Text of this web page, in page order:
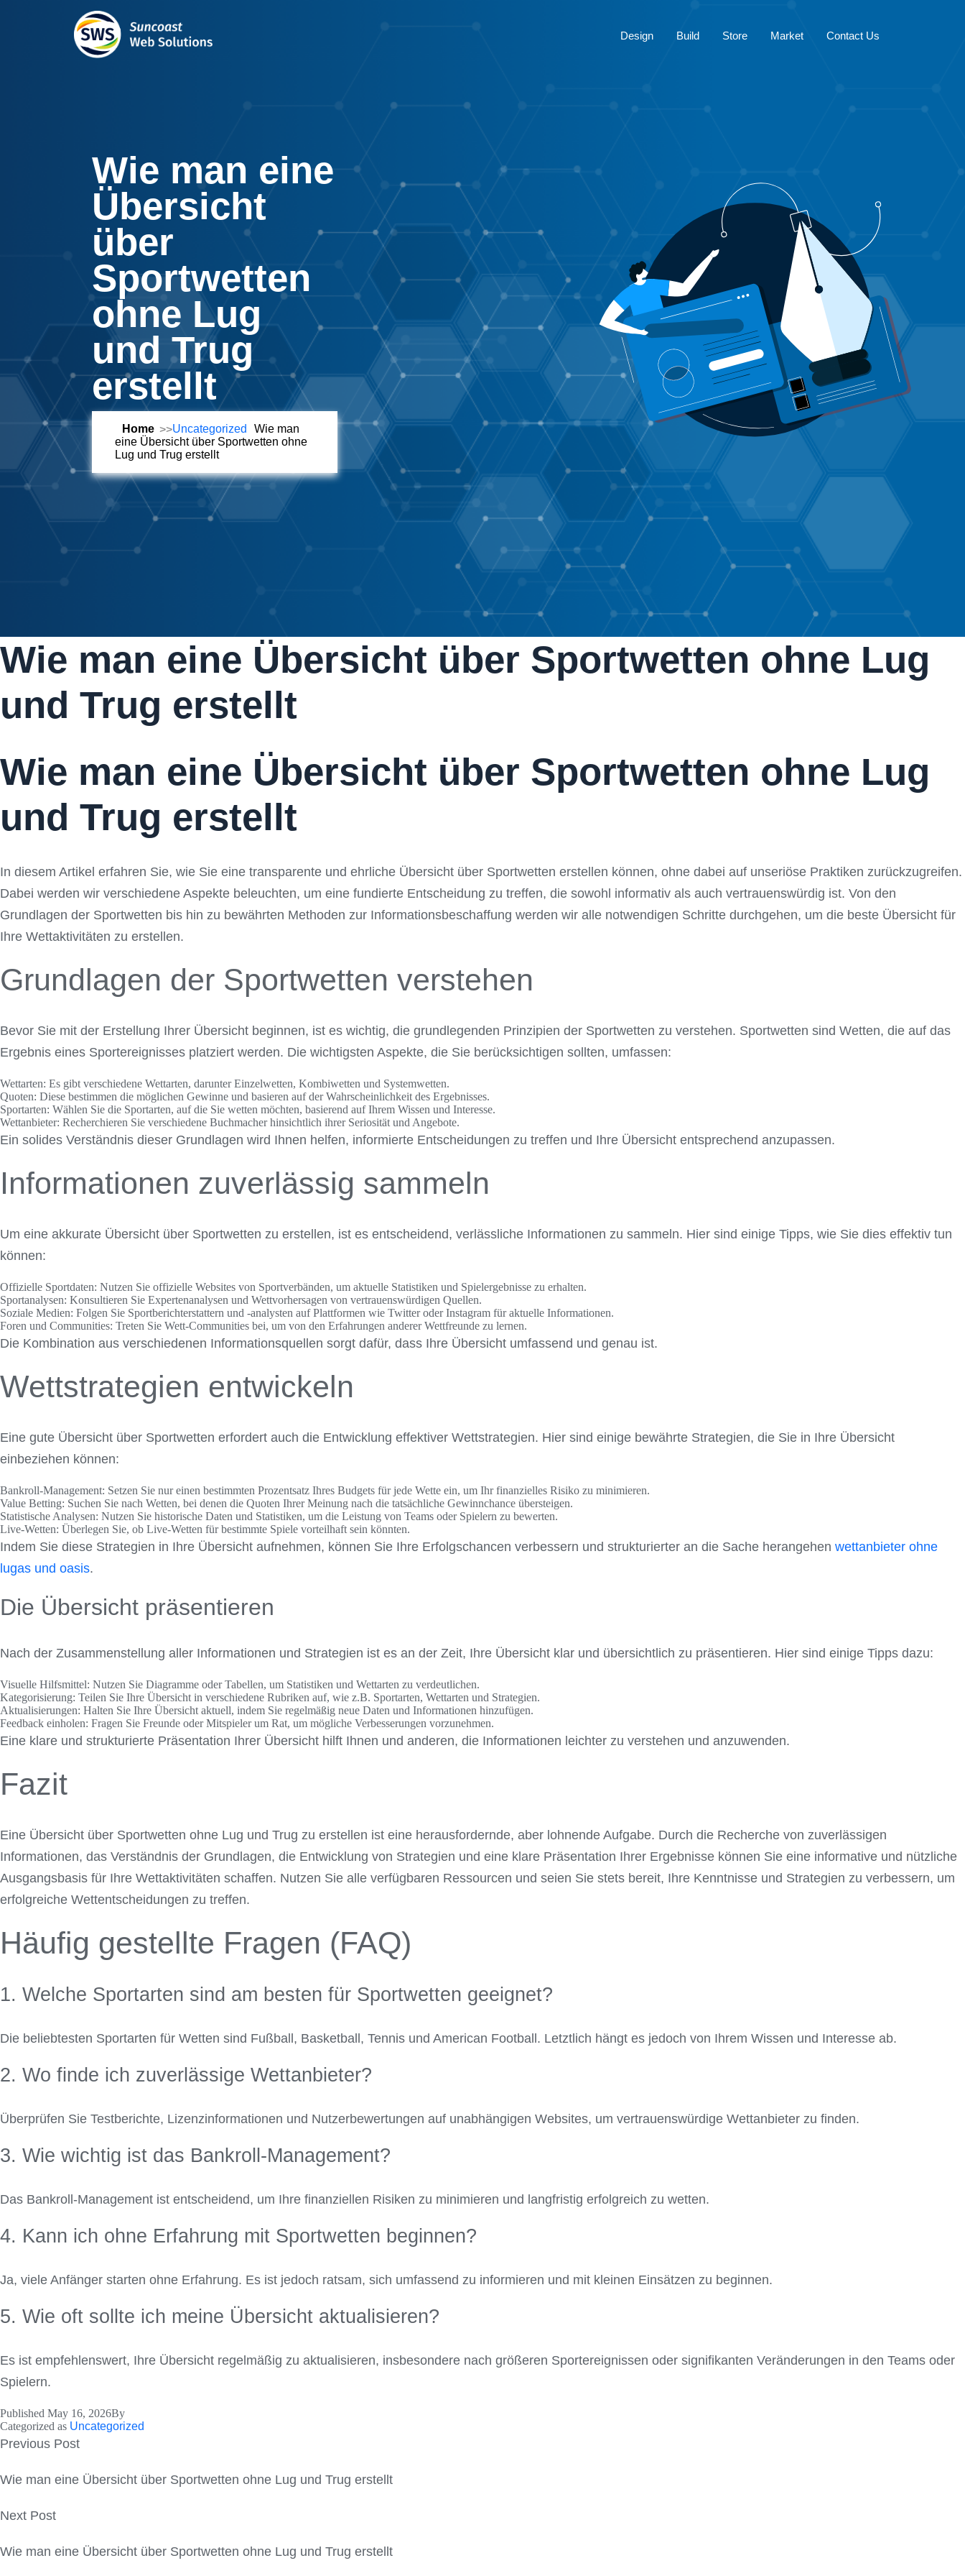
Design Build Store Market Contact Us
Wie man eine
Übersicht
über
Sportwetten
ohne Lug
und Trug
erstellt
Home Uncategorized
Wie man
eine Übersicht über Sportwetten ohne
Lug und Trug erstellt
Wie man eine Übersicht über Sportwetten ohne Lug
und Trug erstellt
Wie man eine Übersicht über Sportwetten ohne Lug
und Trug erstellt
In diesem Artikel erfahren Sie, wie Sie eine transparente und ehrliche Übersicht über Sportwetten erstellen können, ohne dabei auf unseriöse Praktiken zurückzugreifen.
Dabei werden wir verschiedene Aspekte beleuchten, um eine fundierte Entscheidung zu treffen, die sowohl informativ als auch vertrauenswürdig ist. Von den
Grundlagen der Sportwetten bis hin zu bewährten Methoden zur Informationsbeschaffung werden wir alle notwendigen Schritte durchgehen, um die beste Übersicht für
Ihre Wettaktivitäten zu erstellen.
Grundlagen der Sportwetten verstehen
Bevor Sie mit der Erstellung Ihrer Übersicht beginnen, ist es wichtig, die grundlegenden Prinzipien der Sportwetten zu verstehen. Sportwetten sind Wetten, die auf das
Ergebnis eines Sportereignisses platziert werden. Die wichtigsten Aspekte, die Sie berücksichtigen sollten, umfassen:
Wettarten: Es gibt verschiedene Wettarten, darunter Einzelwetten, Kombiwetten und Systemwetten.
Quoten: Diese bestimmen die möglichen Gewinne und basieren auf der Wahrscheinlichkeit des Ergebnisses.
Sportarten: Wählen Sie die Sportarten, auf die Sie wetten möchten, basierend auf Ihrem Wissen und Interesse.
Wettanbieter: Recherchieren Sie verschiedene Buchmacher hinsichtlich ihrer Seriosität und Angebote.
Ein solides Verständnis dieser Grundlagen wird Ihnen helfen, informierte Entscheidungen zu treffen und Ihre Übersicht entsprechend anzupassen.
Informationen zuverlässig sammeln
Um eine akkurate Übersicht über Sportwetten zu erstellen, ist es entscheidend, verlässliche Informationen zu sammeln. Hier sind einige Tipps, wie Sie dies effektiv tun
können:
Offizielle Sportdaten: Nutzen Sie offizielle Websites von Sportverbänden, um aktuelle Statistiken und Spielergebnisse zu erhalten.
Sportanalysen: Konsultieren Sie Expertenanalysen und Wettvorhersagen von vertrauenswürdigen Quellen.
Soziale Medien: Folgen Sie Sportberichterstattern und -analysten auf Plattformen wie Twitter oder Instagram für aktuelle Informationen.
Foren und Communities: Treten Sie Wett-Communities bei, um von den Erfahrungen anderer Wettfreunde zu lernen.
Die Kombination aus verschiedenen Informationsquellen sorgt dafür, dass Ihre Übersicht umfassend und genau ist.
Wettstrategien entwickeln
Eine gute Übersicht über Sportwetten erfordert auch die Entwicklung effektiver Wettstrategien. Hier sind einige bewährte Strategien, die Sie in Ihre Übersicht
einbeziehen können:
Bankroll-Management: Setzen Sie nur einen bestimmten Prozentsatz Ihres Budgets für jede Wette ein, um Ihr finanzielles Risiko zu minimieren.
Value Betting: Suchen Sie nach Wetten, bei denen die Quoten Ihrer Meinung nach die tatsächliche Gewinnchance übersteigen.
Statistische Analysen: Nutzen Sie historische Daten und Statistiken, um die Leistung von Teams oder Spielern zu bewerten.
Live-Wetten: Überlegen Sie, ob Live-Wetten für bestimmte Spiele vorteilhaft sein könnten.
Indem Sie diese Strategien in Ihre Übersicht aufnehmen, können Sie Ihre Erfolgschancen verbessern und strukturierter an die Sache herangehen wettanbieter ohne
lugas und oasis.
Die Übersicht präsentieren
Nach der Zusammenstellung aller Informationen und Strategien ist es an der Zeit, Ihre Übersicht klar und übersichtlich zu präsentieren. Hier sind einige Tipps dazu:
Visuelle Hilfsmittel: Nutzen Sie Diagramme oder Tabellen, um Statistiken und Wettarten zu verdeutlichen.
Kategorisierung: Teilen Sie Ihre Übersicht in verschiedene Rubriken auf, wie z.B. Sportarten, Wettarten und Strategien.
Aktualisierungen: Halten Sie Ihre Übersicht aktuell, indem Sie regelmäßig neue Daten und Informationen hinzufügen.
Feedback einholen: Fragen Sie Freunde oder Mitspieler um Rat, um mögliche Verbesserungen vorzunehmen.
Eine klare und strukturierte Präsentation Ihrer Übersicht hilft Ihnen und anderen, die Informationen leichter zu verstehen und anzuwenden.
Fazit
Eine Übersicht über Sportwetten ohne Lug und Trug zu erstellen ist eine herausfordernde, aber lohnende Aufgabe. Durch die Recherche von zuverlässigen
Informationen, das Verständnis der Grundlagen, die Entwicklung von Strategien und eine klare Präsentation Ihrer Ergebnisse können Sie eine informative und nützliche
Ausgangsbasis für Ihre Wettaktivitäten schaffen. Nutzen Sie alle verfügbaren Ressourcen und seien Sie stets bereit, Ihre Kenntnisse und Strategien zu verbessern, um
erfolgreiche Wettentscheidungen zu treffen.
Häufig gestellte Fragen (FAQ)
1. Welche Sportarten sind am besten für Sportwetten geeignet?
Die beliebtesten Sportarten für Wetten sind Fußball, Basketball, Tennis und American Football. Letztlich hängt es jedoch von Ihrem Wissen und Interesse ab.
2. Wo finde ich zuverlässige Wettanbieter?
Überprüfen Sie Testberichte, Lizenzinformationen und Nutzerbewertungen auf unabhängigen Websites, um vertrauenswürdige Wettanbieter zu finden.
3. Wie wichtig ist das Bankroll-Management?
Das Bankroll-Management ist entscheidend, um Ihre finanziellen Risiken zu minimieren und langfristig erfolgreich zu wetten.
4. Kann ich ohne Erfahrung mit Sportwetten beginnen?
Ja, viele Anfänger starten ohne Erfahrung. Es ist jedoch ratsam, sich umfassend zu informieren und mit kleinen Einsätzen zu beginnen.
5. Wie oft sollte ich meine Übersicht aktualisieren?
Es ist empfehlenswert, Ihre Übersicht regelmäßig zu aktualisieren, insbesondere nach größeren Sportereignissen oder signifikanten Veränderungen in den Teams oder
Spielern.
Published May 16, 2026By
Categorized as Uncategorized
Post
navigation
Previous Post
Wie man eine Übersicht über Sportwetten ohne Lug und Trug erstellt
Next Post
Wie man eine Übersicht über Sportwetten ohne Lug und Trug erstellt